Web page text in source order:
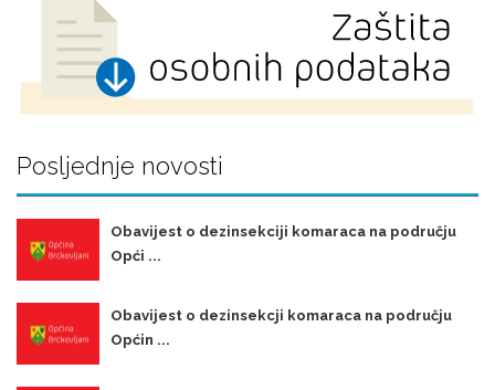
Posljednje novosti
Obavijest o dezinsekciji komaraca na području
Opći ...
Obavijest o dezinsekcji komaraca na području
Općin ...